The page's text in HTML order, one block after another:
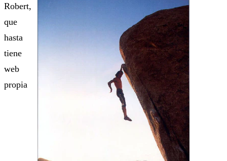
Robert,
que
hasta
tiene
web
propia